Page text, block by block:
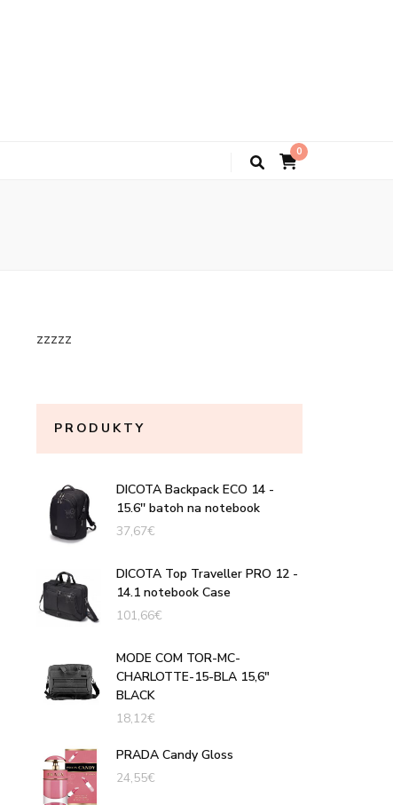
0
zzzzz
PRODUKTY
DICOTA Backpack ECO 14 -
15.6'' batoh na notebook
37,67€
DICOTA Top Traveller PRO 12 -
14.1 notebook Case
101,66€
MODE COM TOR-MC-
CHARLOTTE-15-BLA 15,6"
BLACK
18,12€
PRADA Candy Gloss
24,55€